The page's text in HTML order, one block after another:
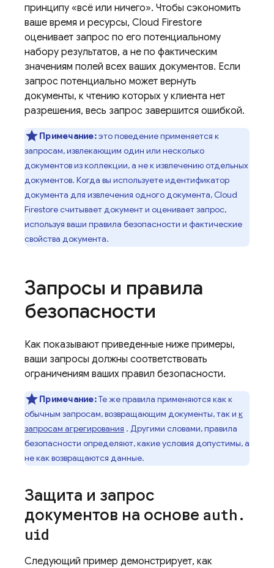
принципу «всё или ничего». Чтобы сэкономить
ваше время и ресурсы, Cloud Firestore
оценивает запрос по его потенциальному
набору результатов, а не по фактическим
значениям полей всех ваших документов. Если
запрос потенциально может вернуть
документы, к чтению которых у клиента нет
разрешения, весь запрос завершится ошибкой.
Примечание:это поведение применяется к
запросам, извлекающим один или несколько
документов из коллекции, а не к извлечению отдельных
документов. Когда вы используете идентификатор
документа для извлечения одного документа, Cloud
Firestoreсчитывает документ и оценивает запрос,
используя ваши правила безопасности и фактические
свойства документа.
Запросы и правила
безопасности
Как показывают приведенные ниже примеры,
ваши запросы должны соответствовать
ограничениям ваших правил безопасности.
Примечание:Те же правила применяются как к
обычным запросам, возвращающим документы, так и к
запросам агрегирования . Другими словами, правила
безопасности определяют, какие условия допустимы, а
не как возвращаются данные.
Защита и запрос
документов на основе auth.
uid
Следующий пример демонстрирует, как